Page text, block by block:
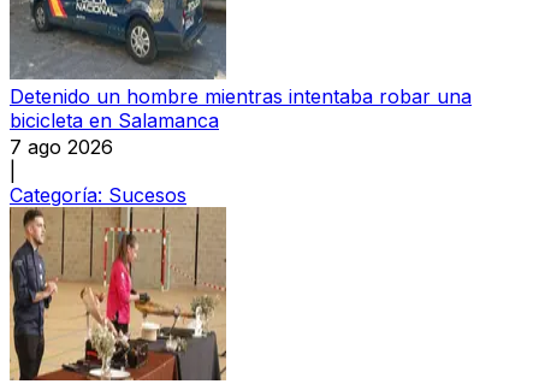
Detenido un hombre mientras intentaba robar una
bicicleta en Salamanca
7 ago 2026
Categoría: Sucesos